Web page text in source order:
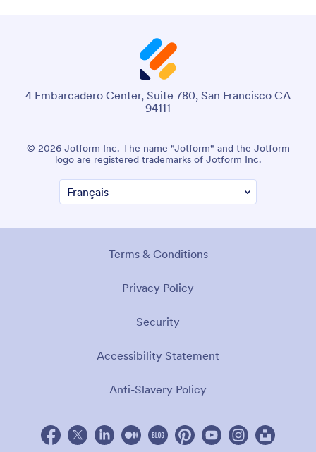
4 Embarcadero Center, Suite 780, San Francisco CA
94111
© 2026 Jotform Inc. The name "Jotform" and the Jotform
logo are registered trademarks of Jotform Inc.
Terms & Conditions
Privacy Policy
Security
Accessibility Statement
Anti-Slavery Policy